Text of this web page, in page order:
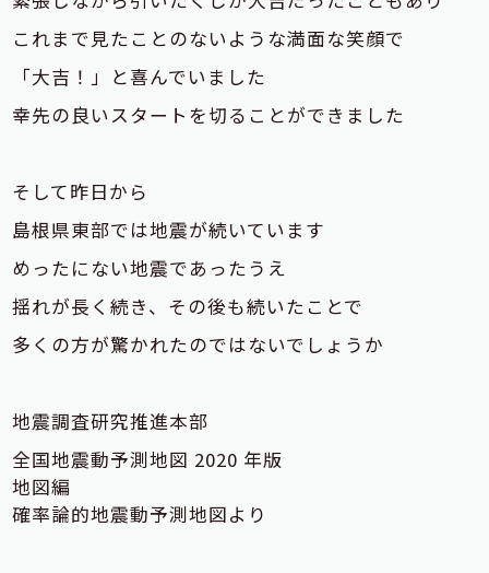
これまで見たことのないような満面な笑顔で
「大吉！」と喜んでいました
幸先の良いスタートを切ることができました
そして昨日から
島根県東部では地震が続いています
めったにない地震であったうえ
揺れが長く続き、その後も続いたことで
多くの方が驚かれたのではないでしょうか
地震調査研究推進本部
全国地震動予測地図 2020 年版
地図編
確率論的地震動予測地図より